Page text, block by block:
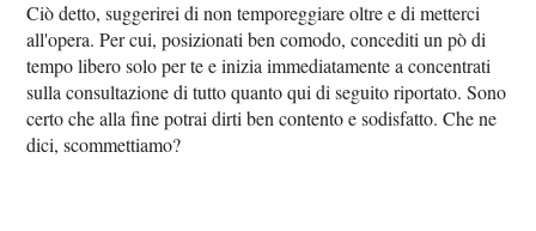
Ciò detto, suggerirei di non temporeggiare oltre e di metterci
all'opera. Per cui, posizionati ben comodo, concediti un pò di
tempo libero solo per te e inizia immediatamente a concentrati
sulla consultazione di tutto quanto qui di seguito riportato. Sono
certo che alla fine potrai dirti ben contento e sodisfatto. Che ne
dici, scommettiamo?